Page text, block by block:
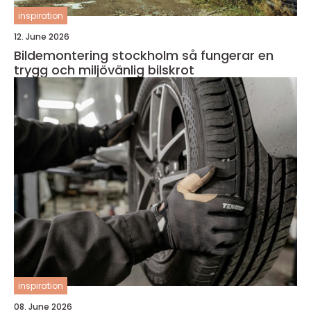
inspiration
12. June 2026
Bildemontering stockholm så fungerar en
trygg och miljövänlig bilskrot
inspiration
08. June 2026